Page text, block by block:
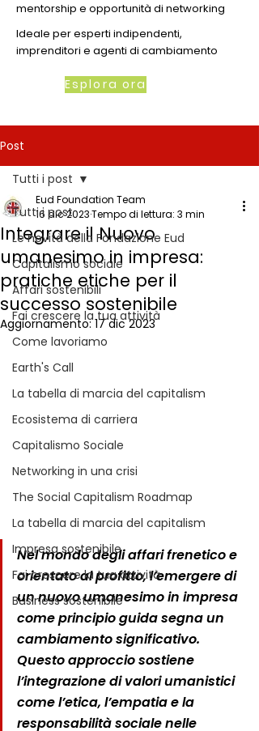
mentorship e opportunità di networking
Ideale per esperti indipendenti,
imprenditori e agenti di cambiamento
Esplora ora
Post
Tutti i post
Le novità della Fondazione Eud
Capitalismo sociale
Affari sostenibili
Fai crescere la tua attività
Come lavoriamo
Earth's Call
La tabella di marcia del capitalism
Ecosistema di carriera
Capitalismo Sociale
Networking in una crisi
The Social Capitalism Roadmap
La tabella di marcia del capitalism
Impresa sostenibile
Fai crescere la tua attività
Business sostenibile
Tutti i post
Integrare il Nuovo
umanesimo in impresa:
pratiche etiche per il
successo sostenibile
Eud Foundation Team
16 dic 2023Tempo di lettura: 3 min
Aggiornamento:17 dic 2023
Nel mondo degli affari frenetico e
orientato al profitto, l’emergere di
un nuovo umanesimo in impresa
come principio guida segna un
cambiamento significativo.
Questo approccio sostiene
l’integrazione di valori umanistici
come l’etica, l’empatia e la
responsabilità sociale nelle